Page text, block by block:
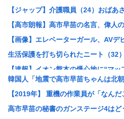
【ジャップ】介護職員（24）おばあ
【高市朗報】高市早苗の名言、偉人
【画像】エレベーターガール、AVデ
生活保護を打ち切られたニート（32
【速報】イオン熊本の爆心地に“マ
be[662593167]⇦こいつ中国のことが
元キャバ嬢のMINAさん（みなちゃん
【衝撃】NHK職員が番組出演タレン
韓国人「地震で高市早苗ちゃんは北
【2019年】 重機の作業員が「なん
高市早苗の秘書のガンステージ4はど